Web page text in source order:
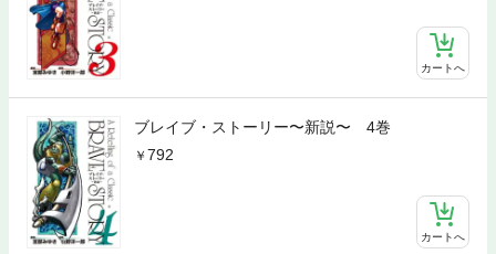
カートへ
ブレイブ・ストーリー〜新説〜 4巻
792
カートへ